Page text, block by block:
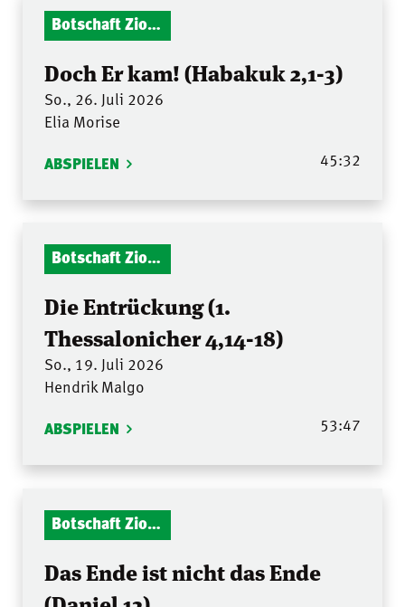
Botschaft Zionshalle
Doch Er kam! (Habakuk 2,1-3)
So., 26. Juli 2026
Elia Morise
ABSPIELEN 45:32
Botschaft Zionshalle
Die Entrückung (1.
Thessalonicher 4,14-18)
So., 19. Juli 2026
Hendrik Malgo
ABSPIELEN 53:47
Botschaft Zionshalle
Das Ende ist nicht das Ende